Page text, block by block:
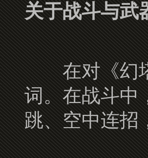
关于战斗与武
在对《幻塔
词。在战斗中
跳、空中连